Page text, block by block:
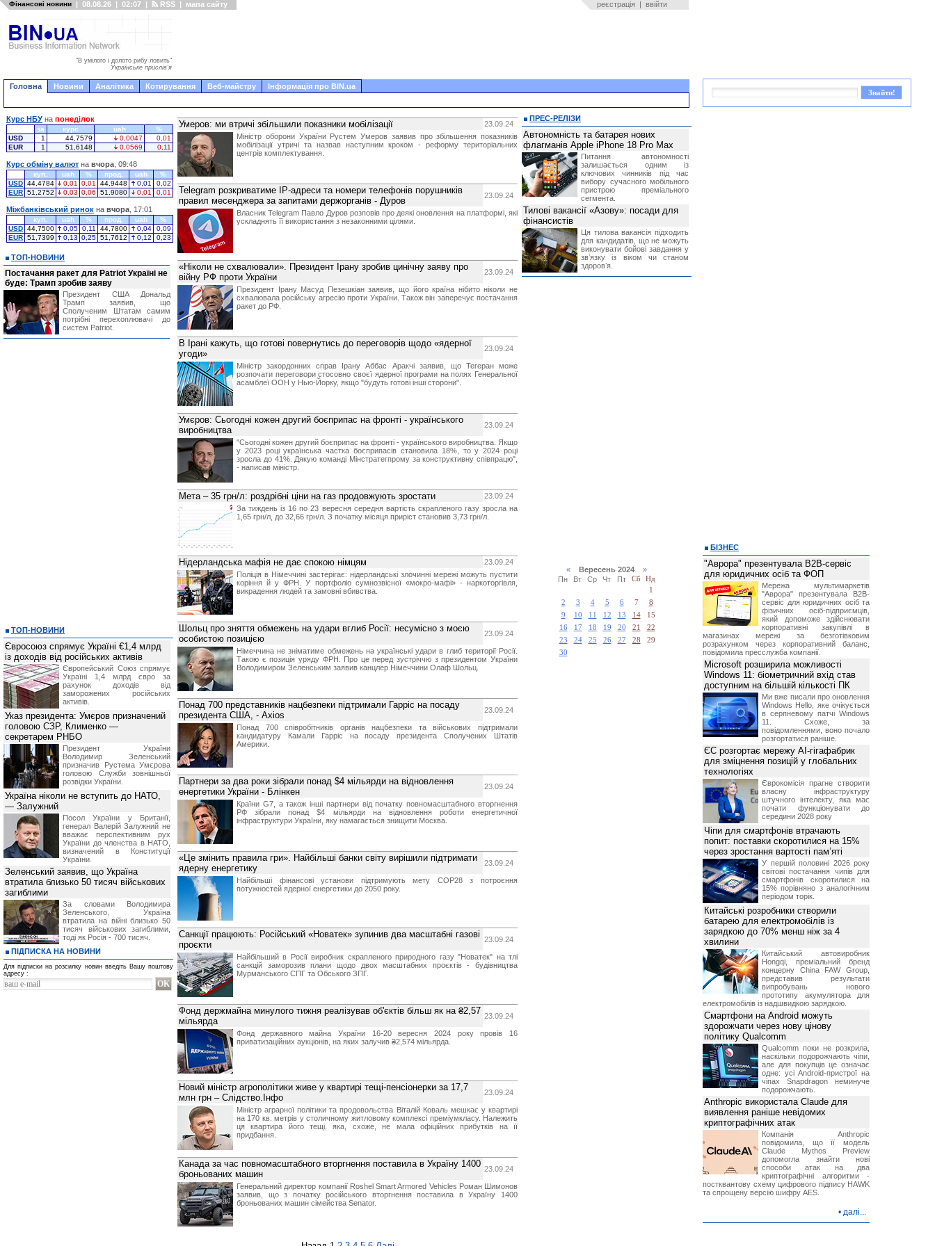
Фінансові новини | 08.08.26 | 02:07 | RSS | мапа сайту реєстрація | ввійти
"В умілого і долото рибу ловить"
Українське прислів'я
Головна Новини Аналітика Котирування Веб-майстру Інформація про BIN.ua
Умеров: ми втричі збільшили показники мобілізації
23.09.24
Міністр оборони України Рустем Умеров заявив про збільшення показників
мобілізації утричі та назвав наступним кроком - реформу територіальних
центрів комплектування.
Telegram розкриватиме IP-адреси та номери телефонів порушників
правил месенджера за запитами держорганів - Дуров
23.09.24
Власник Telegram Павло Дуров розповів про деякі оновлення на платформі, які
ускладнять її використання з незаконними цілями.
«Ніколи не схвалювали». Президент Ірану зробив цинічну заяву про
війну РФ проти України
23.09.24
Президент Ірану Масуд Пезешкіан заявив, що його країна нібито ніколи не
схвалювала російську агресію проти України. Також він заперечує постачання
ракет до РФ.
В Ірані кажуть, що готові повернутись до переговорів щодо «ядерної
угоди»
23.09.24
Міністр закордонних справ Ірану Аббас Аракчі заявив, що Тегеран може
розпочати переговори стосовно своєї ядерної програми на полях Генеральної
асамблеї ООН у Нью-Йорку, якщо "будуть готові інші сторони".
Умєров: Сьогодні кожен другий боєприпас на фронті - українського
виробництва
23.09.24
"Сьогодні кожен другий боєприпас на фронті - українського виробництва. Якщо
у 2023 році українська частка боєприпасів становила 18%, то у 2024 році
зросла до 41%. Дякую команді Мінстратегпрому за конструктивну співпрацю",
- написав міністр.
Мета – 35 грн/л: роздрібні ціни на газ продовжують зростати
23.09.24
За тиждень із 16 по 23 вересня середня вартість скрапленого газу зросла на
1,65 грн/л, до 32,66 грн/л. З початку місяця приріст становив 3,73 грн/л.
Нідерландська мафія не дає спокою німцям
23.09.24
Поліція в Німеччині застерігає: нідерландські злочинні мережі можуть пустити
коріння й у ФРН. У портфоліо сумнозвісної «мокро-мафі» - наркоторгівля,
викрадення людей та замовні вбивства.
Шольц про зняття обмежень на удари вглиб Росії: несумісно з моєю
особистою позицією
23.09.24
Німеччина не зніматиме обмежень на українські удари в глиб території Росії.
Такою є позиція уряду ФРН. Про це перед зустріччю з президентом України
Володимиром Зеленським заявив канцлер Німеччини Олаф Шольц.
Понад 700 представників нацбезпеки підтримали Гарріс на посаду
президента США, - Axios
23.09.24
Понад 700 співробітників органів нацбезпеки та військових підтримали
кандидатуру Камали Гарріс на посаду президента Сполучених Штатів
Америки.
Партнери за два роки зібрали понад $4 мільярди на відновлення
енергетики України - Блінкен
23.09.24
Країни G7, а також інші партнери від початку повномасштабного вторгнення
РФ зібрали понад $4 мільярди на відновлення роботи енергетичної
інфраструктури України, яку намагається знищити Москва.
«Це змінить правила гри». Найбільші банки світу вирішили підтримати
ядерну енергетику
23.09.24
Найбільші фінансові установи підтримують мету COP28 з потроєння
потужностей ядерної енергетики до 2050 року.
Санкції працюють: Російський «Новатек» зупинив два масштабні газові
проєкти
23.09.24
Найбільший в Росії виробник скрапленого природного газу "Новатек" на тлі
санкцій заморозив плани щодо двох масштабних проєктів - будівництва
Мурманського СПГ та Обського ЗПГ.
Фонд держмайна минулого тижня реалізував об'єктів більш як на ₴2,57
мільярда
23.09.24
Фонд державного майна України 16-20 вересня 2024 року провів 16
приватизаційних аукціонів, на яких залучив ₴2,574 мільярда.
Новий міністр агрополітики живе у квартирі тещі-пенсіонерки за 17,7
млн грн – Слідство.Інфо
23.09.24
Міністр аграрної політики та продовольства Віталій Коваль мешкає у квартирі
на 170 кв. метрів у столичному житловому комплексі преміумкласу. Належить
ця квартира його тещі, яка, схоже, не мала офіційних прибутків на її
придбання.
Канада за час повномасштабного вторгнення поставила в Україну 1400
броньованих машин
23.09.24
Генеральний директор компанії Roshel Smart Armored Vehicles Роман Шимонов
заявив, що з початку російського вторгнення поставила в Україну 1400
броньованих машин сімейства Senator.
Курс НБУ на понеділок
за курс uah
%
USD
1 44,7579 0,0047
0,01
EUR
1 51,6148 0,0569 0,11
Курс обміну валют на вчора , 09:48
куп. uah % прод. uah
%
USD 44,4784 0,01 0,01 44,9448 0,01
0,02
EUR 51,2752 0,03 0,06 51,9080 0,01 0,01
Міжбанківський ринок на вчора , 17:01
куп. uah % прод. uah
%
USD 44,7500 0,05 0,11 44,7800 0,04
0,09
EUR 51,7399 0,13 0,25 51,7612 0,12 0,23
ТОП-НОВИНИ
Постачання ракет для Patriot Україні не
буде: Трамп зробив заяву
Президент США Дональд
Трамп заявив, що
Сполученим Штатам самим
потрібні перехоплювачі до
систем Patriot.
ТОП-НОВИНИ
Євросоюз спрямує Україні €1,4 млрд
із доходів від російських активів
Європейський Союз спрямує
Україні 1,4 млрд євро за
рахунок доходів від
заморожених російських
активів.
Указ президента: Умєров призначений
головою СЗР, Клименко —
секретарем РНБО
Президент України
Володимир Зеленський
призначив Pустема Умєрова
головою Служби зовнішньої
розвідки України.
Україна ніколи не вступить до НАТО,
— Залужний
Посол України у Британії,
генерал Валерій Залужний не
вважає перспективним рух
України до членства в НАТО,
визначений в Конституції
України.
Зеленський заявив, що Україна
втратила близько 50 тисяч військових
загиблими
За словами Володимира
Зеленського, Україна
втратила на війні близько 50
тисяч військових загиблими,
тоді як Росія - 700 тисяч.
ПІДПИСКА НА НОВИНИ
Для підписки на розсилку новин введіть Вашу поштову
адресу :
ПРЕС-РЕЛІЗИ
Автономність та батарея нових
флагманів Apple iPhone 18 Pro Max
Питання автономності
залишається одним із
ключових чинників під час
вибору сучасного мобільного
пристрою преміального
сегмента.
Тилові вакансії «Азову»: посади для
фінансистів
Ця тилова вакансія підходить
для кандидатів, що не можуть
виконувати бойові завдання у
звʼязку із віком чи станом
здоровʼя.
« Вересень 2024 »
Пн
Вт Ср Чт Пт Сб
Нд
1
2
3 4 5 6 7
8
9
10 11 12 13 14
15
16
17 18 19 20 21
22
23
24 25 26 27 28
29
30
БІЗНЕС
"Аврора" презентувала B2B-сервіс
для юридичних осіб та ФОП
Мережа мультимаркетів
"Аврора" презентувала B2B-
сервіс для юридичних осіб та
фізичних осіб-підприємців,
який допоможе здійснювати
корпоративні закупівлі в
магазинах мережі за безготівковим
розрахунком через корпоративний баланс,
повідомила пресслужба компанії.
Microsoft розширила можливості
Windows 11: біометричний вхід став
доступним на більшій кількості ПК
Ми вже писали про оновлення
Windows Hello, яке очікується
в серпневому патчі Windows
11. Схоже, за
повідомленнями, воно почало
розгортатися раніше.
ЄС розгортає мережу AI-гігафабрик
для зміцнення позицій у глобальних
технологіях
Єврокомісія прагне створити
власну інфраструктуру
штучного інтелекту, яка має
почати функціонувати до
середини 2028 року
Чіпи для смартфонів втрачають
попит: поставки скоротилися на 15%
через зростання вартості пам’яті
У першій половині 2026 року
світові постачання чипів для
смартфонів скоротилися на
15% порівняно з аналогічним
періодом торік.
Китайські розробники створили
батарею для електромобілів із
зарядкою до 70% менш ніж за 4
хвилини
Китайський автовиробник
Hongqi, преміальний бренд
концерну China FAW Group,
представив результати
випробувань нового
прототипу акумулятора для
електромобілів із надшвидкою зарядкою.
Смартфони на Android можуть
здорожчати через нову цінову
політику Qualcomm
Qualcomm поки не розкрила,
наскільки подорожчають чіпи,
але для покупців це означає
одне: усі Android-пристрої на
чіпах Snapdragon неминуче
подорожчають.
Anthropic використала Claude для
виявлення раніше невідомих
криптографічних атак
Компанія Anthropic
повідомила, що її модель
Claude Mythos Preview
допомогла знайти нові
способи атак на два
криптографічні алгоритми -
постквантову схему цифрового підпису HAWK
та спрощену версію шифру AES.
• далі...